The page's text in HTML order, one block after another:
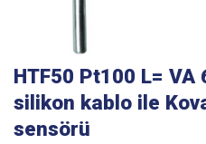
HTF50 Pt100 L= VA
silikon kablo ile
sensörü